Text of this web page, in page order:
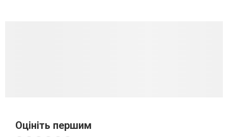
Оцініть першим